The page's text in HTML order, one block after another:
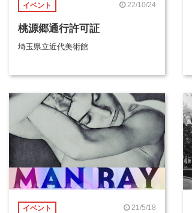
イベント 22/10/24
桃源郷通行許可証
埼玉県立近代美術館
イベント 21/5/18